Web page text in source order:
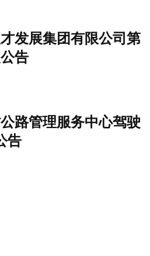
发展集团有限公司第
告
路管理服务中心驾驶
告